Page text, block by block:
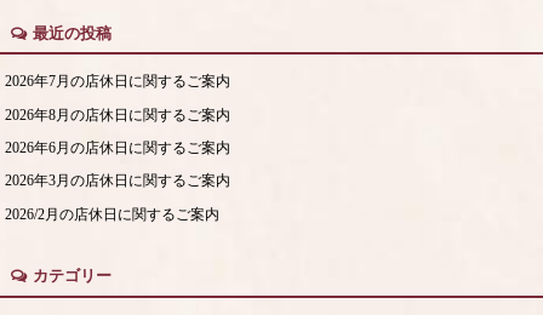
最近の投稿
2026年7月の店休日に関するご案内
2026年8月の店休日に関するご案内
2026年6月の店休日に関するご案内
2026年3月の店休日に関するご案内
2026/2月の店休日に関するご案内
カテゴリー